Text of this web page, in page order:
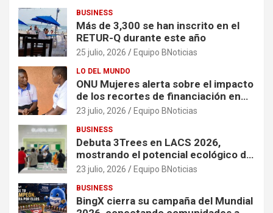
BUSINESS
Más de 3,300 se han inscrito en el
RETUR-Q durante este año
25 julio, 2026 Equipo BNoticias
LO DEL MUNDO
ONU Mujeres alerta sobre el impacto
de los recortes de financiación en
organizaciones que apoyan a
crisis
23 julio, 2026 Equipo BNoticias
BUSINESS
Debuta 3Trees en LACS 2026,
mostrando el potencial ecológico de
China en América
23 julio, 2026 Equipo BNoticias
BUSINESS
BingX cierra su campaña del Mundial